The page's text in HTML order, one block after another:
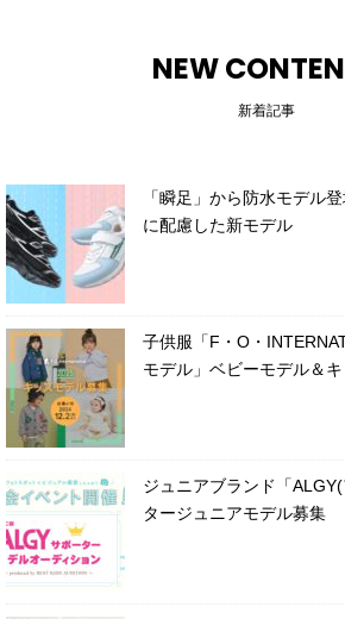
NEW
新着記事
「瞬足」から防水モデル
に配慮した新モデル
子供服「F・O・
モデル」ベビーモデル＆
ジュニアブランド「
タージュニアモデル募集